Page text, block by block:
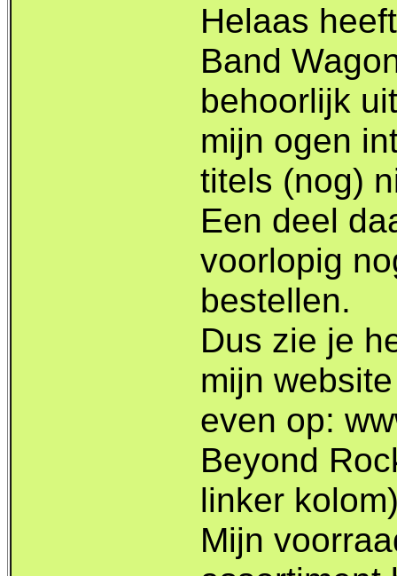
Helaas
Band
behoorlijk
mijn ogen
titels (nog)
Een deel
voorlopig
bestellen.
Dus zie je
mijn
even op:
Beyond
linker
Mijn